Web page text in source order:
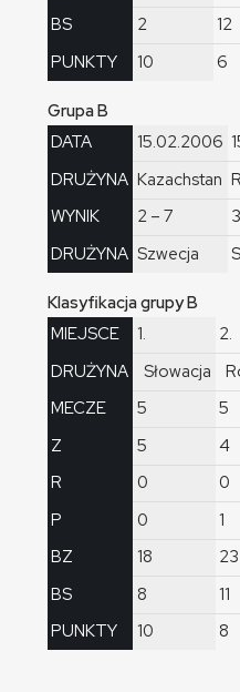
BS
PUNKTY
2
10
12
6
Grupa B
DATA
DRUŻYNA
WYNIK
DRUŻYNA
15.02.2006
Kazachstan
2 – 7
Szwecja
Klasyfikacja grupy B
MIEJSCE
DRUŻYNA
MECZE
Z
R
P
BZ
BS
PUNKTY
1.
Słowacja
5
5
0
0
18
8
10
2.
5
4
0
1
23
11
8